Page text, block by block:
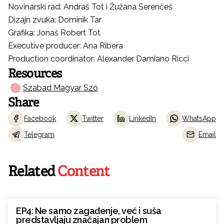
Novinarski rad: Andraš Tot i Žužana Serenčeš
Dizajn zvuka: Dominik Tar
Grafika: Jonaš Robert Tot
Executive producer: Ana Ribera
Production coordinator: Alexander Damiano Ricci
Resources
Szabad Magyar Szó
Share
Facebook Twitter LinkedIn
WhatsApp
Telegram
Email
RelatedContent
EP4: Ne samo zagađenje, već i suša
predstavljaju značajan problem